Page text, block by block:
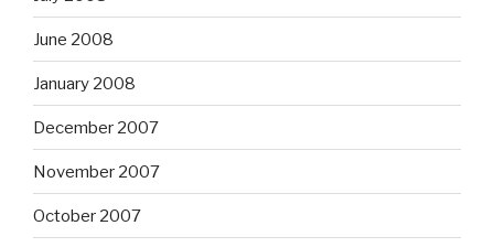
June 2008
January 2008
December 2007
November 2007
October 2007